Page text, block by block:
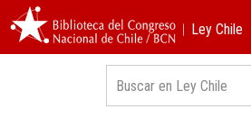
︱Ley Chile